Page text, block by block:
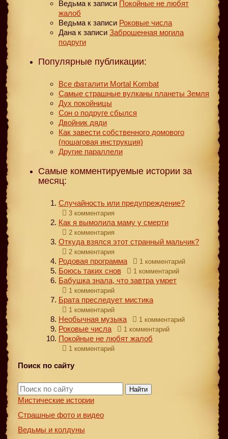
Ведьма к записи Покойные не любят
жалоб
Ведьма к записи Роковые числа
Дана к записи Заброшенная могила
подруги
Популярные публикации:
Все фаталити Mortal Kombat
Самые страшные вулканы планеты Земля
Дух покойницы
Сон о подруге сбылся
Двойник дяди
Как завести собственного домового
(пошаговая инструкция)
Другие параллели
Самые комментируемые истории за
месяц:
Случайность или предупреждение?
3 комментария
Как я вымолила маму у смерти
2 комментария
Откуда взялся этот странный мальчик?
2 комментария
Родовая программа 1 комментарий
Боюсь таких снов 1 комментарий
Бабушка знала, что завтра умрет
1 комментарий
Брата преследует мистика
1 комментарий
Необычная музыка 1 комментарий
Роковые числа 1 комментарий
Покойные не любят жалоб
1 комментарий
Поиск по сайту
Найти
Мистические истории
Страшные фото и видео
Ведьмы и колдуны